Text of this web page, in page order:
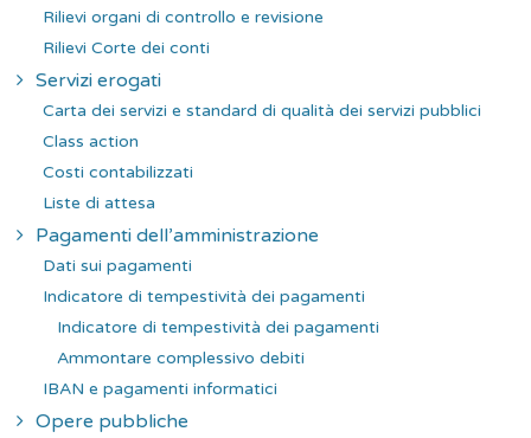
Rilievi organi di controllo e revisione
Rilievi Corte dei conti
Servizi erogati
Carta dei servizi e standard di qualità dei servizi pubblici
Class action
Costi contabilizzati
Liste di attesa
Pagamenti dell’amministrazione
Dati sui pagamenti
Indicatore di tempestività dei pagamenti
Indicatore di tempestività dei pagamenti
Ammontare complessivo debiti
IBAN e pagamenti informatici
Opere pubbliche